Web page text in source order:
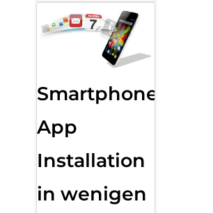
Smartphone
App
Installation
in wenigen